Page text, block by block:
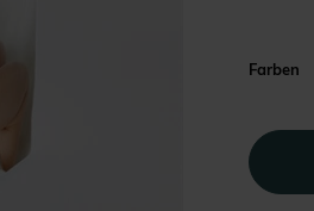
Farben